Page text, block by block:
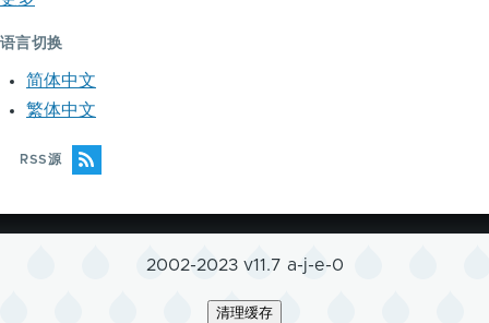
语言切换
简体中文
繁体中文
RSS源
2002-2023 v11.7 a-j-e-0